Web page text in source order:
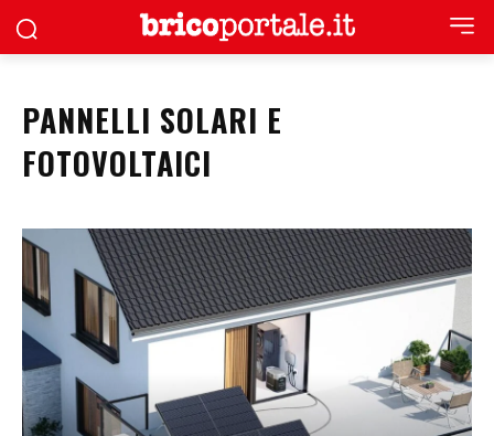
PANNELLI SOLARI E
FOTOVOLTAICI